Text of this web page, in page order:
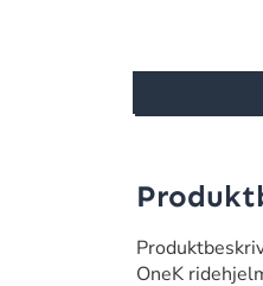
OneK